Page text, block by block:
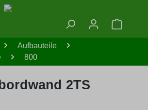
Aufbauteile
800
2TS